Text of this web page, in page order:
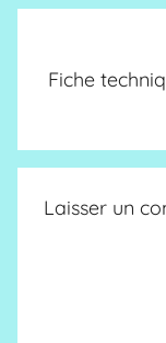
Fiche
Laisser un